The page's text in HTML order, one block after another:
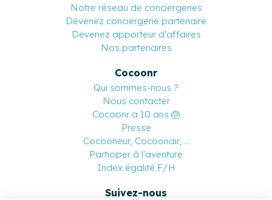
Notre réseau de conciergeries
Devenez conciergerie partenaire
Devenez apporteur d’affaires
Nos partenaires
Cocoonr
Qui sommes-nous ?
Nous contacter
Cocoonr a 10 ans 🎂
Presse
Cocooneur, Cocoonair, ...
Participer à l'aventure
Index égalité F/H
Suivez-nous